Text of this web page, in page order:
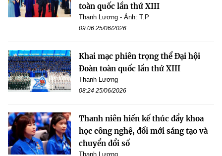
toàn quốc lần thứ XIII
Thanh Lương - Ảnh: T.P
09:06 25/06/2026
Khai mạc phiên trọng thể Đại hội
Đoàn toàn quốc lần thứ XIII
Thanh Lương
08:24 25/06/2026
Thanh niên hiến kế thúc đẩy khoa
học công nghệ, đổi mới sáng tạo và
chuyển đổi số
Thanh Lương